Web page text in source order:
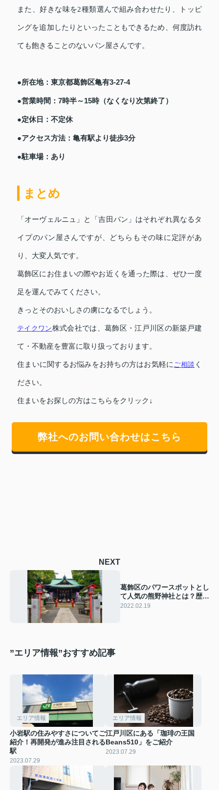
また、好きな味を2種類選んで組み合わせたり、トッピ
ングを追加したりといったこともできるため、何度訪れ
ても飽きることのないパン屋さんです。
●所在地：東京都葛飾区亀有3-27-4
●営業時間：7時半～15時（なくなり次第終了）
●定休日：不定休
●アクセス方法：亀有駅より徒歩3分
●駐車場：あり
まとめ
「オーヴェルニュ」と「吉田パン」はそれぞれ異なるタ
イプのパン屋さんですが、どちらもその味に定評があ
り、大変人気です。
葛飾区にお住まいの際やお近くを通った際は、ぜひ一度
足を運んでみてください。
きっとそのおいしさの虜になるでしょう。
テイクワン株式会社では、葛飾区・江戸川区の新築戸建
て・不動産を豊富に取り扱っております。
住まいに関するお悩みをお持ちの方はお気軽にご相談 く
ださい。
住まいをお探しの方はこちらをクリック↓
弊社へのお問い合わせはこちら
NEXT
葛飾区のパワースポットとし
て人気の熊野神社とは？歴史
や見どころをチェック！
2022.02.19
”エリア情報”おすすめ記事
エリア情報
小岩駅の住みやすさについてご
紹介！再開発が進み注目される
駅
2023.07.29
エリア情報
江戸川区にある「珈琲の王国
Beans510」をご紹介
2023.07.29